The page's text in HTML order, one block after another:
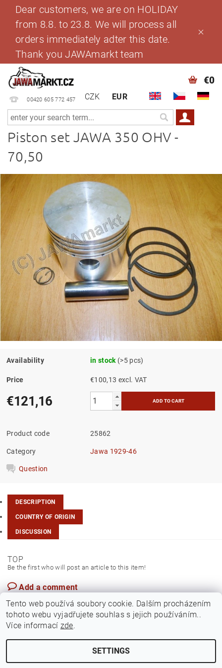
Dear customers, we are on HOLIDAY
from 8.8. to 23.8. We will process all
orders immediately adter this date.
Thank you JAWAmarkt team
00420 605 772 457 CZK EUR
€0
Piston set JAWA 350 OHV -
70,50
Availability in stock (>5 pcs)
Price €100,13 excl. VAT
€121,16
Product code 25862
Category Jawa 1929-46
Question
DESCRIPTION
COUNTRY OF ORIGIN
DISCUSSION
TOP
Be the first who will post an article to this item!
Add a comment
2026 ©Jawamarkt, all rights reserved.Edit cookie settings
Tento web používá soubory cookie. Dalším procházením
tohoto webu vyjadřujete souhlas s jejich používáním..
Více informací zde.
SETTINGS